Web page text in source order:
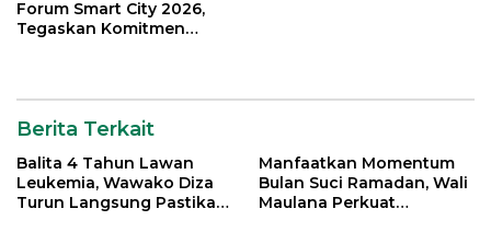
Forum Smart City 2026,
Tegaskan Komitmen
Berita Terkait
Balita 4 Tahun Lawan
Leukemia, Wawako Diza
Turun Langsung Pastikan
Manfaatkan Momentum
Bulan Suci Ramadan, Wali
Maulana Perkuat